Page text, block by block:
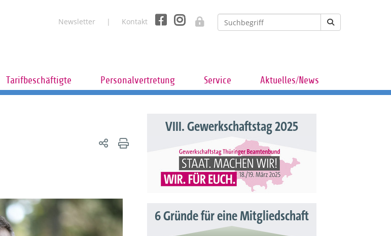
Newsletter Kontakt
Tarifbeschäftigte Personalvertretung Service Aktuelles/News
VIII. Gewerkschaftstag 2025
6 Gründe für eine Mitgliedschaft